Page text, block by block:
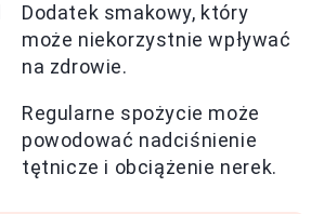
Dodatek smakowy, który
może niekorzystnie wpływać
na zdrowie.
Regularne spożycie może
powodować nadciśnienie
tętnicze i obciążenie nerek.